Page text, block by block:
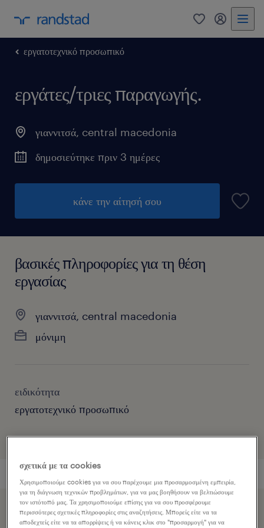
0 my
εργατοτεχνικό προσωπικό
εργάτες/τριες παραγωγής.
γιαννιτσά, central macedonia
δημοσιεύτηκε πριν 3 ημέρες
κάνε την αίτησή σου
βασικές πληροφορίες για τη θέση
εργασίας
γιαννιτσά, central macedonia
μόνιμη
ειδικότητα
εργατοτεχνικό προσωπικό
Επιταχύνετε την εφαρμογή εργασίας κοινοποιώντας το
σχετικά με τα cookies
Χρησιμοποιούμε cookies για να σου παρέχουμε μια προσαρμοσμένη εμπειρία,
για τη διάγνωση τεχνικών προβλημάτων, για να μας βοηθήσουν να βελτιώσουμε
τον ιστότοπό μας. Τα χρησιμοποιούμε επίσης για να σου προσφέρουμε
περισσότερες σχετικές πληροφορίες στις αναζητήσεις. Μπορείς είτε να τα
αποδεχτείς είτε να τα απορρίψεις ή να κάνεις κλικ στο "προσαρμογή" για να